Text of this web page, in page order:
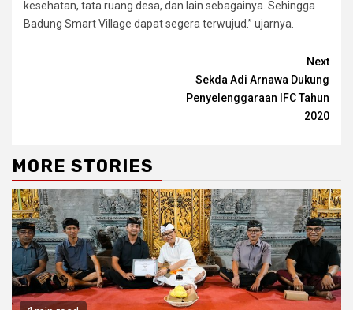
kesehatan, tata ruang desa, dan lain sebagainya. Sehingga
Badung Smart Village dapat segera terwujud.” ujarnya.
Next
Sekda Adi Arnawa Dukung
Penyelenggaraan IFC Tahun
2020
MORE STORIES